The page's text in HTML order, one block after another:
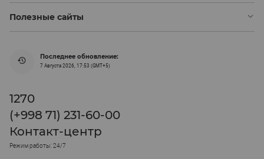
Полезные сайты
Последнее обновление:
7 Августа 2026, 17:53 (GMT+5)
1270
(+998 71) 231-60-00
Контакт-центр
Режим работы: 24/7